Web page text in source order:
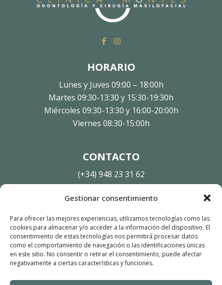
Gestionar consentimiento
Para ofrecer las mejores experiencias, utilizamos tecnologías como las
cookies para almacenar y/o acceder a la información del dispositivo. El
consentimiento de estas tecnologías nos permitirá procesar datos
como el comportamiento de navegación o las identificaciones únicas
en este sitio. No consentir o retirar el consentimiento, puede afectar
negativamente a ciertas características y funciones.
HORARIO
Lunes y Juves 09:00 – 18:00h
Martes 09:30-13:30 y 15:30-19:30h
Miércoles 09:30-13:30 y 16:00-20:00h
Viernes 08:30-15:00h
CONTACTO
(+34) 948 23 31 62
info@clinicamontes.es
31003 Pamplona, Navarra
AVISOS LEGALES
Aviso legal
Política de privacidad